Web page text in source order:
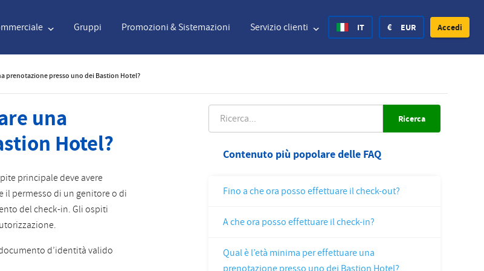
Gruppi Promozioni & Sistemazioni Servizio clienti IT
English
Français
Polski Hvratski
Svenska Finnish
Greek Czech
€ EUR
Euro
CAD
NZD New Zealand Dollar
Kč Sweden Krona CHF Switzerland Franc
Accedi
prenotazione presso uno dei Bastion Hotel?
una
Hotel?
principale deve avere
il permesso di un genitore o di
del check-in. Gli ospiti
d’identità valido
Contenuto più popolare delle FAQ
Fino a che ora posso effettuare il check-out?
A che ora posso effettuare il check-in?
Qual è l’età minima per effettuare una